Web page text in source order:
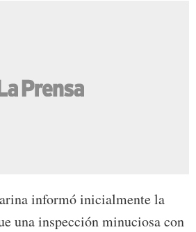
informó inicialmente la
una inspección minuciosa con